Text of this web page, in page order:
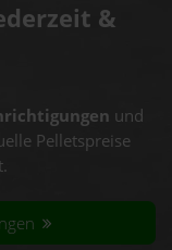
&
und
Pelletspreise